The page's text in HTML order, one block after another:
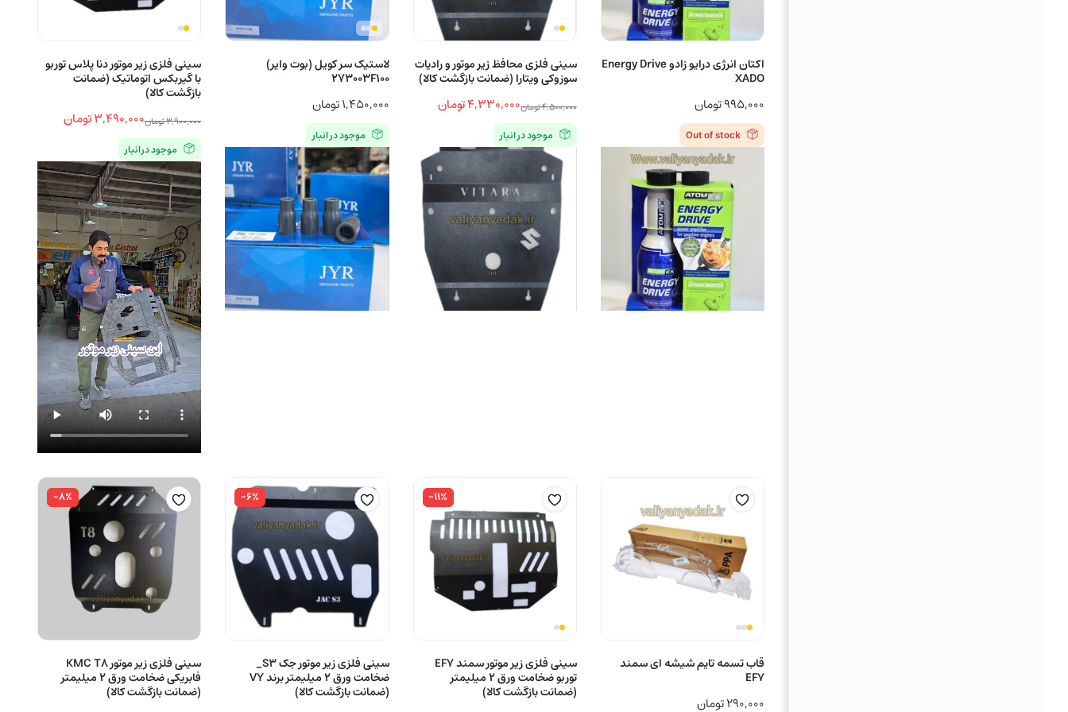
اکتان انرژی درایو زادو Energy Drive
XADO
۹۹۵,۰۰۰تومان
Out of stock
سینی فلزی محافظ زیر موتور و رادیات
سوزوکی ویتارا (ضمانت بازگشت کالا)
۴,۵۰۰,۰۰۰تومان
قیمت
اصلی
۴,۵۰۰,۰۰۰ تومان
بود.
۴,۳۳۰,۰۰۰تومان
قیمت
فعلی
۴,۳۳۰,۰۰۰ تومان
است.
موجود در انبار
لاستیک سر کویل (بوت وایر)
273003F100
۱,۴۵۰,۰۰۰تومان
موجود در انبار
سینی فلزی زیر موتور دنا پلاس توربو
با گیربکس اتوماتیک (ضمانت
بازگشت کالا)
۳,۹۰۰,۰۰۰تومان
قیمت
اصلی
۳,۹۰۰,۰۰۰ تومان
بود.
۳,۴۹۰,۰۰۰تومان
قیمت
فعلی
۳,۴۹۰,۰۰۰ تومان
است.
موجود در انبار
قاب تسمه تایم شیشه ای سمند
EF7
۲۹۰,۰۰۰تومان
-۱۱%
سینی فلزی زیر موتور سمند EF7
توربو ضخامت ورق 2 میلیمتر
(ضمانت بازگشت کالا)
-۶%
سینی فلزی زیر موتور جک S3_
ضخامت ورق 2 میلیمتر برند VY
(ضمانت بازگشت کالا)
-۸%
سینی فلزی زیر موتور KMC T8
فابریکی ضخامت ورق 2 میلیمتر
(ضمانت بازگشت کالا)